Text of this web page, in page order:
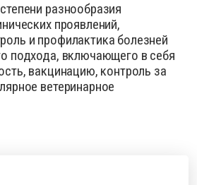
разнообразия
проявлений,
и профилактика болезней
подхода, включающего в себя
вакцинацию, контроль за
ветеринарное